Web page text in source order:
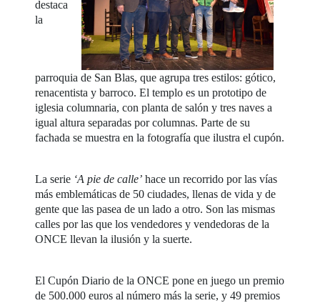
destaca
la
parroquia de San Blas, que agrupa tres estilos: gótico,
renacentista y barroco. El templo es un prototipo de
iglesia columnaria, con planta de salón y tres naves a
igual altura separadas por columnas. Parte de su
fachada se muestra en la fotografía que ilustra el cupón.
La serie ‘A pie de calle’ hace un recorrido por las vías
más emblemáticas de 50 ciudades, llenas de vida y de
gente que las pasea de un lado a otro. Son las mismas
calles por las que los vendedores y vendedoras de la
ONCE llevan la ilusión y la suerte.
El Cupón Diario de la ONCE pone en juego un premio
de 500.000 euros al número más la serie, y 49 premios